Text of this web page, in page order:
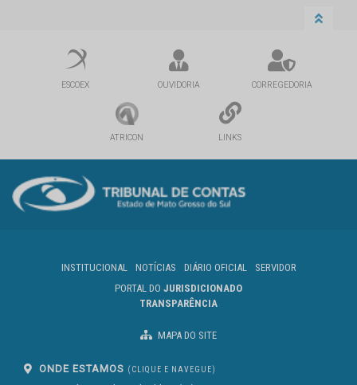
ESCOEX OUVIDORIA CORREGEDORIA
ATRICON LINKS
INSTITUCIONAL NOTÍCIAS DIÁRIO OFICIAL
SERVIDOR
PORTAL DO JURISDICIONADO
TRANSPARÊNCIA
MAPA DO SITE
ONDE ESTAMOS (CLIQUE E NAVEGUE)